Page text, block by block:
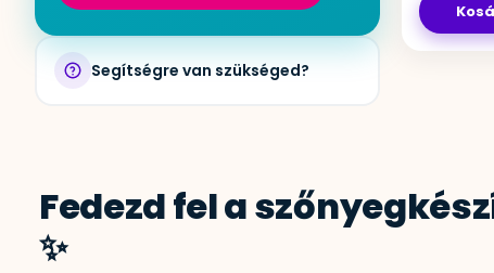
Segítségre van szükséged?
Fedezd fel a
✨